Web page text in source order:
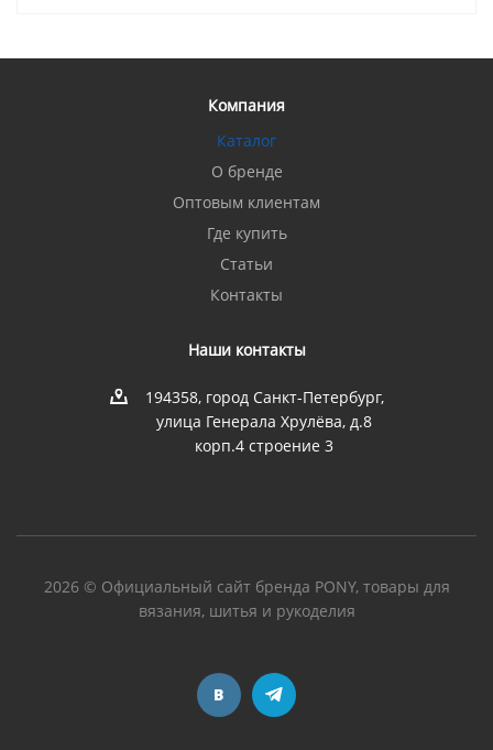
Компания
Каталог
О бренде
Оптовым клиентам
Где купить
Статьи
Контакты
Наши контакты
194358, город Санкт-Петербург,
улица Генерала Хрулёва, д.8
корп.4 строение 3
2026 © Официальный сайт бренда PONY, товары для
вязания, шитья и рукоделия